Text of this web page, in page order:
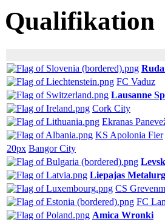
Qualifikation
FC Vaduz
Lausanne
Cork City
Ekranas
KS Apolonia Fier
20px Bangor City
Liepajas
CS
FC
Amica Wronki